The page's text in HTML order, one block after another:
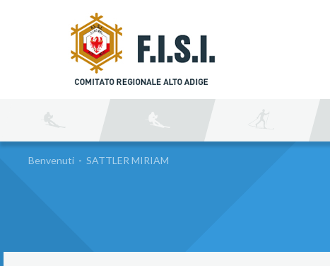
Benvenuti - SATTLER MIRIAM